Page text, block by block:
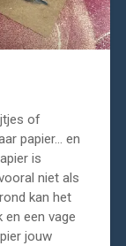
of
papier… en
is
niet als
kan het
een vage
jouw